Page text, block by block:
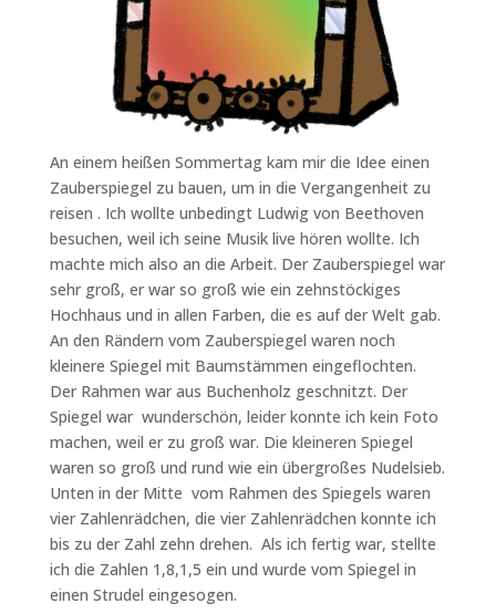
An einem heißen Sommertag kam mir die Idee einen
Zauberspiegel zu bauen, um in die Vergangenheit zu
reisen . Ich wollte unbedingt Ludwig von Beethoven
besuchen, weil ich seine Musik live hören wollte. Ich
machte mich also an die Arbeit. Der Zauberspiegel war
sehr groß, er war so groß wie ein zehnstöckiges
Hochhaus und in allen Farben, die es auf der Welt gab.
An den Rändern vom Zauberspiegel waren noch
kleinere Spiegel mit Baumstämmen eingeflochten.
Der Rahmen war aus Buchenholz geschnitzt. Der
Spiegel war wunderschön, leider konnte ich kein Foto
machen, weil er zu groß war. Die kleineren Spiegel
waren so groß und rund wie ein übergroßes Nudelsieb.
Unten in der Mitte vom Rahmen des Spiegels waren
vier Zahlenrädchen, die vier Zahlenrädchen konnte ich
bis zu der Zahl zehn drehen. Als ich fertig war, stellte
ich die Zahlen 1,8,1,5 ein und wurde vom Spiegel in
einen Strudel eingesogen.